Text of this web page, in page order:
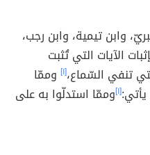
وابن تيمية، وابن رجب،
الآيات التي تُثبت
تنفي السّماع،[١] وممّا
[١] وممّا استدلّوا به على